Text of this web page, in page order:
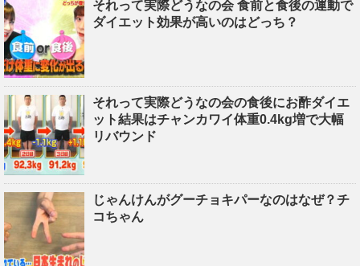
それって実際どうなの会 食前と食後の運動で
ダイエット効果が高いのはどっち？
それって実際どうなの会の食後にお酢ダイエ
ット結果はチャンカワイ体重0.4kg増で大幅
リバウンド
じゃんけんがグーチョキパーなのはなぜ？チ
コちゃん